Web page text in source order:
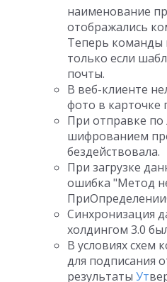
наименование
отображались
Теперь команды
только если
почты.
В веб-клиенте
фото в карточке
При отправке по
шифрованием
бездействовала.
При загрузке
ошибка "Метод
Синхронизация
холдингом 3.0
В условиях схем
для подписания
результаты Ут